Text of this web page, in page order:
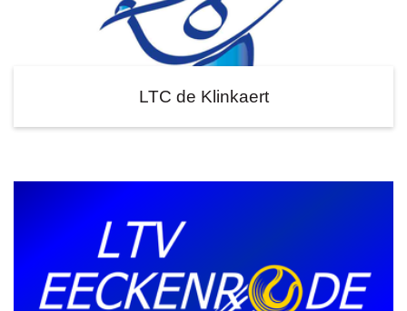
LTC de Klinkaert